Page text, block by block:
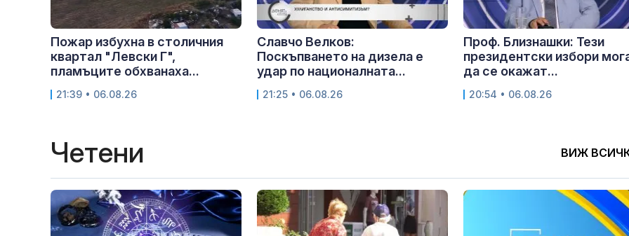
Пожар избухна в столичния
квартал "Левски Г",
пламъците обхванаха...
21:39 • 06.08.26
Славчо Велков:
Поскъпването на дизела е
удар по националната...
21:25 • 06.08.26
Проф. Близнашки: Тези
президентски избори
да се окажат...
20:54 • 06.08.26
Четени ВИЖ